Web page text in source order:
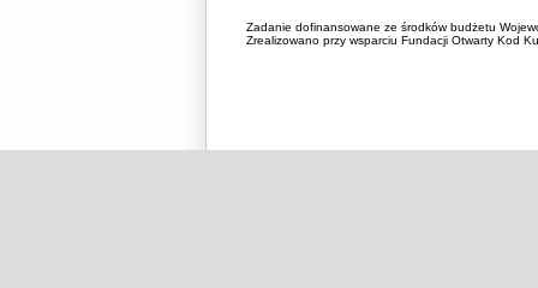
Zadanie dofinansowane ze środków budżetu
Zrealizowano przy wsparciu Fundacji Otwarty Kod